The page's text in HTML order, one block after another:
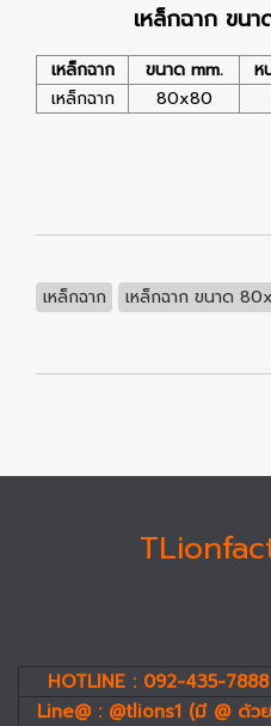
เหล็กฉาก ขน
เหล็กฉาก ขนาด mm. ห
เหล็กฉาก
80x80
เหล็กฉาก เหล็กฉาก ขนาด
HOTLINE : 092-435-7888
Line@ : @tlions1 (มี @ ด้ว